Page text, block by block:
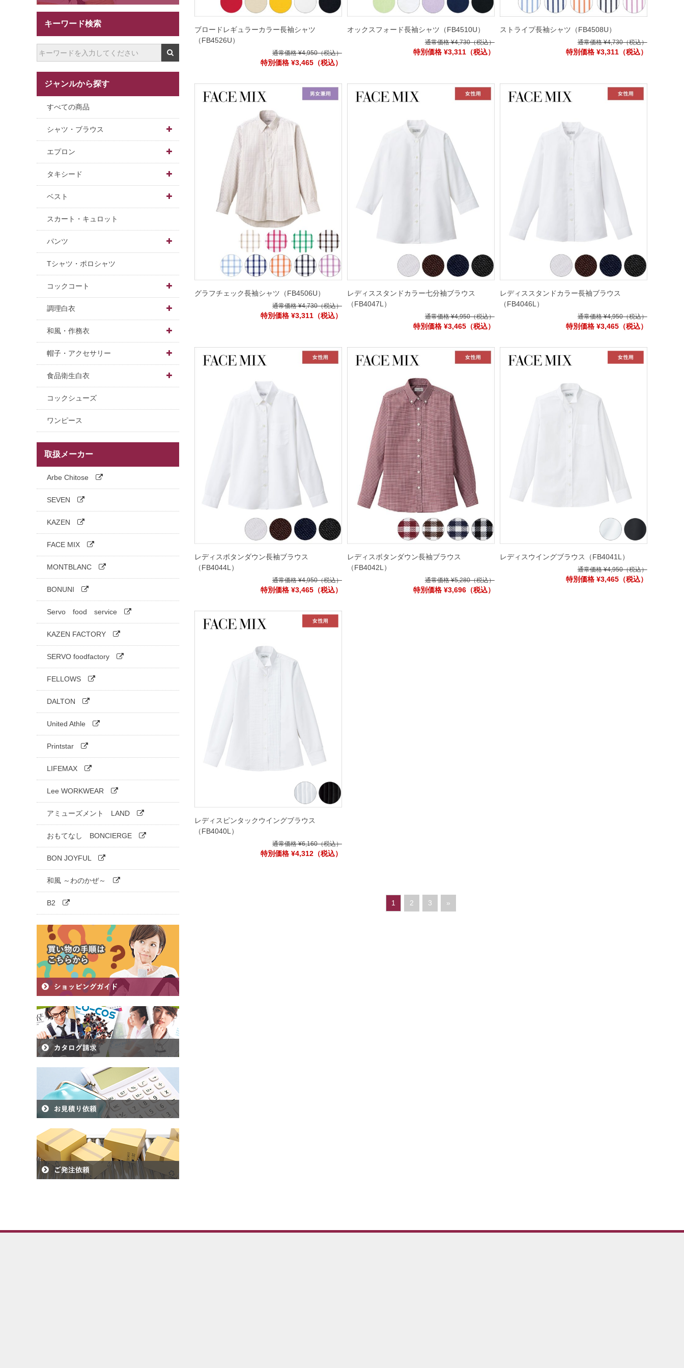
ブロードレギュラーカラー長袖シャツ
（FB4526U）
通常価格 ¥4,950（税込）
特別価格 ¥3,465（税込）
オックスフォード長袖シャツ （FB4510U）
通常価格 ¥4,730（税込）
特別価格 ¥3,311（税込）
ストライプ長袖シャツ （FB4508U）
通常価格 ¥4,730（税込）
特別価格 ¥3,311（税込）
グラフチェック長袖シャツ （FB4506U）
通常価格 ¥4,730（税込）
特別価格 ¥3,311（税込）
レディススタンドカラー七分袖ブラウス
（FB4047L）
通常価格 ¥4,950（税込）
特別価格 ¥3,465（税込）
レディススタンドカラー長袖ブラウス
（FB4046L）
通常価格 ¥4,950（税込）
特別価格 ¥3,465（税込）
レディスボタンダウン長袖ブラウス
（FB4044L）
通常価格 ¥4,950（税込）
特別価格 ¥3,465（税込）
レディスボタンダウン長袖ブラウス
（FB4042L）
通常価格 ¥5,280（税込）
特別価格 ¥3,696（税込）
レディスウイングブラウス （FB4041L）
通常価格 ¥4,950（税込）
特別価格 ¥3,465（税込）
レディスピンタックウイングブラウス
（FB4040L）
通常価格 ¥6,160（税込）
特別価格 ¥4,312（税込）
1 2 3 »
キーワード検索
ジャンルから探す
すべての商品
シャツ・ブラウス 
男女兼用
男性用
女性用
長袖
半袖
五分袖
七分袖
八分袖
和風
エプロン 
ショート
ミドル
ロング
胸付
和風
調理・衛生
タキシード 
男性用
女性用
ジャケット 
男性用
女性用
パンツ
男性用
女性用
スカート
ベスト 
男女兼用
男性用
女性用
スカート・キュロット
パンツ 
男女兼用
男性用
女性用
調理
衛生
和風
Tシャツ・ポロシャツ
コックコート 
スタンダード
デザイン
カラー
コックシャツ
長袖
半袖
五分袖
六分袖
七分袖
調理白衣 
男女兼用
男性用
女性用
長袖
半袖
七分袖
ハッピタイプ
和風・作務衣 
男女兼用上着
女性用上着
パンツ・スカート
エプロン
小物
帽子・アクセサリー
帽子・アクセサリー 
ホール用帽子
調理用・衛生キャップ
小物
食品衛生白衣 
長袖上着
半袖上着
インナー
パンツ
エプロン
帽子
消耗品・小物・ヘアネット
シューズ
コックシューズ
ワンピース
取扱メーカー
Arbe Chitose
SEVEN
KAZEN
FACE MIX
MONTBLANC
BONUNI
Servo food service
KAZEN FACTORY
SERVO foodfactory
FELLOWS
DALTON
United Athle
Printstar
LIFEMAX
Lee WORKWEAR
アミューズメント LAND
おもてなし BONCIERGE
BON JOYFUL
和風 ～わのかぜ～
B2